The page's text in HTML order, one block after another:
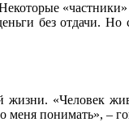
без отдачи. Но
«Человек
понимать», –